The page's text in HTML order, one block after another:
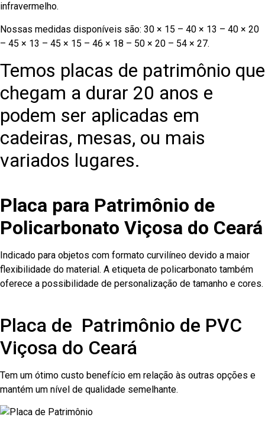
infravermelho.
Nossas medidas disponíveis são: 30 × 15 – 40 × 13 – 40 × 20
– 45 × 13 – 45 × 15 – 46 × 18 – 50 × 20 – 54 × 27.
Temos placas de patrimônio que
chegam a durar 20 anos e
podem ser aplicadas em
cadeiras, mesas, ou mais
variados lugares.
Placa para Patrimônio de
Policarbonato Viçosa do Ceará
Indicado para objetos com formato curvilíneo devido a maior
flexibilidade do material. A etiqueta de policarbonato também
oferece a possibilidade de personalização de tamanho e cores.
Placa de Patrimônio de PVC
Viçosa do Ceará
Tem um ótimo custo benefício em relação às outras opções e
mantém um nível de qualidade semelhante.